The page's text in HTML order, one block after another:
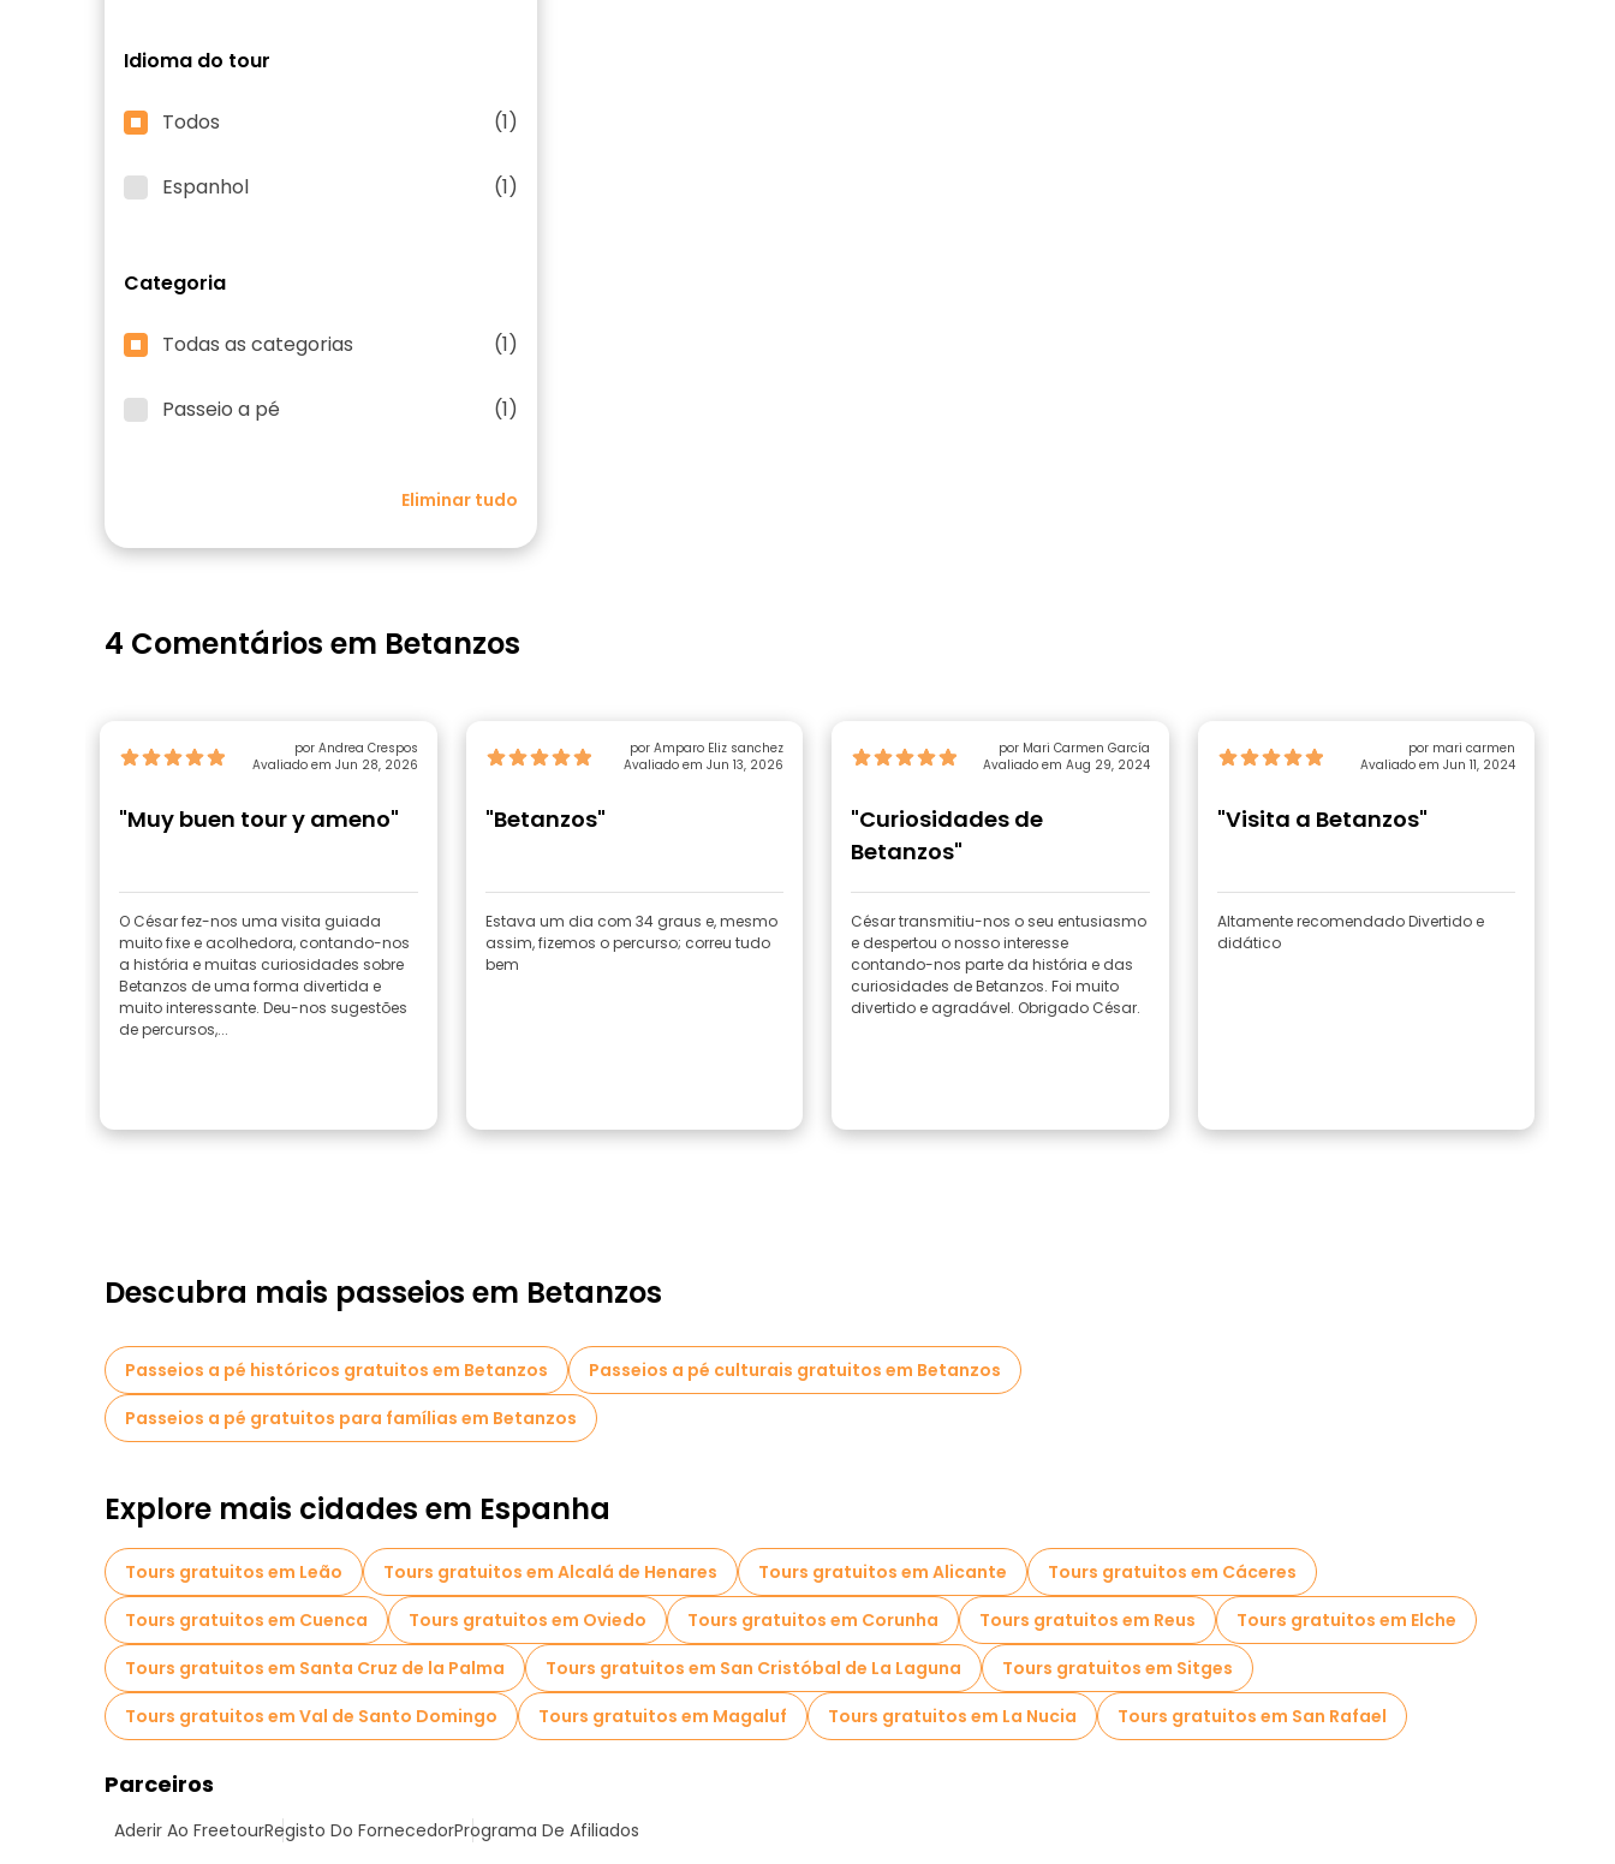
Idioma do tour
Todos (1)
Espanhol (1)
Categoria
Todas as categorias (1)
Passeio a pé (1)
Eliminar tudo
4 Comentários em Betanzos
por Andrea Crespos
Avaliado em Jun 28, 2026
"Muy buen tour y ameno"
O César fez-nos uma visita guiada
muito fixe e acolhedora, contando-nos
a história e muitas curiosidades sobre
Betanzos de uma forma divertida e
muito interessante. Deu-nos sugestões
de percursos,...
por Amparo Eliz sanchez
Avaliado em Jun 13, 2026
"Betanzos"
Estava um dia com 34 graus e, mesmo
assim, fizemos o percurso; correu tudo
bem
por Mari Carmen García
Avaliado em Aug 29, 2024
"Curiosidades de
Betanzos"
César transmitiu-nos o seu entusiasmo
e despertou o nosso interesse
contando-nos parte da história e das
curiosidades de Betanzos. Foi muito
divertido e agradável. Obrigado César.
por mari carmen
Avaliado em Jun 11, 2024
"Visita a Betanzos"
Altamente recomendado Divertido e
didático
Descubra mais passeios em Betanzos
Passeios a pé históricos gratuitos em Betanzos
Passeios a pé culturais gratuitos em Betanzos
Passeios a pé gratuitos para famílias em Betanzos
Explore mais cidades em Espanha
Tours gratuitos em Leão Tours gratuitos em Alcalá de Henares Tours gratuitos em Alicante
Tours gratuitos em Cáceres
Tours gratuitos em Cuenca
Tours gratuitos em Oviedo Tours gratuitos em Corunha Tours gratuitos em Reus
Tours gratuitos em Elche
Tours gratuitos em Santa Cruz de la Palma
Tours gratuitos em San Cristóbal de La Laguna
Tours gratuitos em Sitges
Tours gratuitos em Val de Santo Domingo
Tours gratuitos em Magaluf Tours gratuitos em La Nucia Tours gratuitos em San Rafael
Parceiros
Aderir Ao FreetourRegisto Do FornecedorPrograma De Afiliados